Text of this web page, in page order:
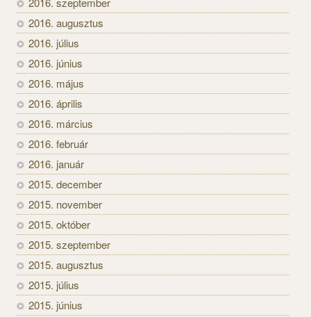
2016. augusztus
2016. július
2016. június
2016. május
2016. április
2016. március
2016. február
2016. január
2015. december
2015. november
2015. október
2015. szeptember
2015. augusztus
2015. július
2015. június